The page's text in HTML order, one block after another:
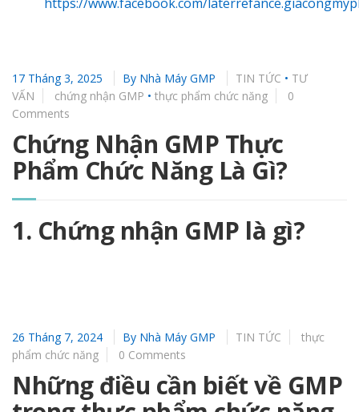
17 Tháng 3, 2025 By Nhà Máy GMP TIN TỨC • TƯ
VẤN
chứng nhận GMP • thực phẩm chức năng
0
Comments
Chứng Nhận GMP Thực
Phẩm Chức Năng Là Gì?
1. Chứng nhận GMP là gì?
26 Tháng 7, 2024 By Nhà Máy GMP TIN TỨC
thực
phẩm chức năng
0 Comments
Những điều cần biết về GMP